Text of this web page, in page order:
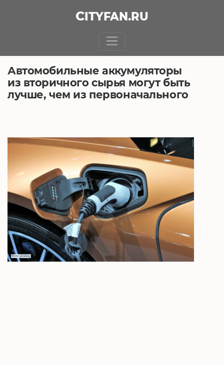
CITYFAN.RU
Автомобильные аккумуляторы
из вторичного сырья могут быть
лучше, чем из первоначального